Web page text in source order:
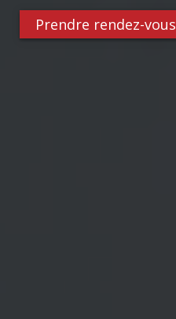
Prendre rendez-vous